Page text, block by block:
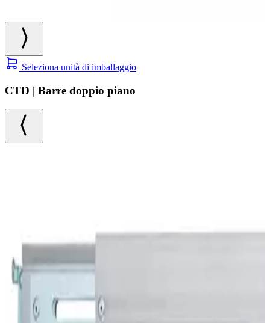
Seleziona unità di imballaggio
CTD | Barre doppio piano